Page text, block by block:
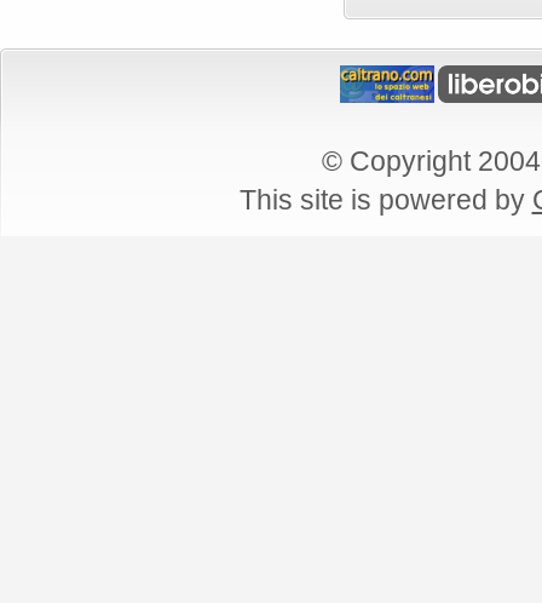
© Copyright
This site is powered by